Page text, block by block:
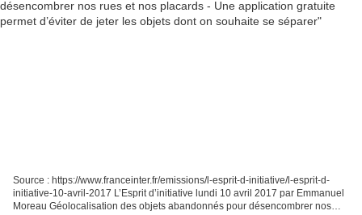
Source : https://www.franceinter.fr/emissions/l-esprit-d-initiative/l-esprit-d-
initiative-10-avril-2017 L’Esprit d’initiative lundi 10 avril 2017 par Emmanuel
Moreau Géolocalisation des objets abandonnés pour désencombrer nos